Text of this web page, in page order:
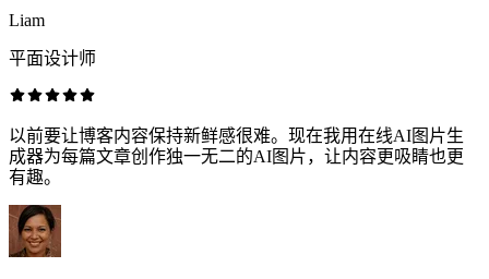
Liam
平面设计师
以前要让博客内容保持新鲜感很难。现在我用在线AI图片生
成器为每篇文章创作独一无二的AI图片，让内容更吸睛也更
有趣。